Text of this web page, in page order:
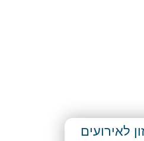
לאירועים